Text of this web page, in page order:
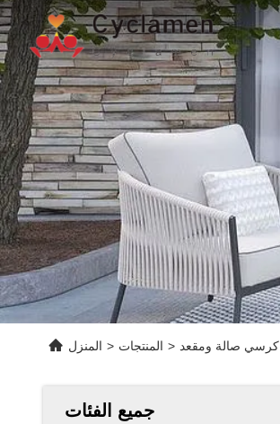
المنزل > المنتجات > كرسي صالة ومقعد
جميع الفئات